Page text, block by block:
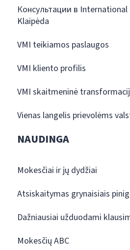
Консультации в International
Klaipėda
VMI teikiamos paslaugos
VMI kliento profilis
VMI skaitmeninė
Vienas langelis prievolėms
NAUDINGA
Mokesčiai ir jų dydžiai
Atsiskaitymas grynaisiais
Dažniausiai užduodami
Mokesčių ABC